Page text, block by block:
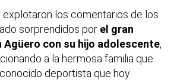
explotaron los comentarios de los
sorprendidos por el gran
Agüero con su hijo adolescente,
a la hermosa familia que
deportista que hoy